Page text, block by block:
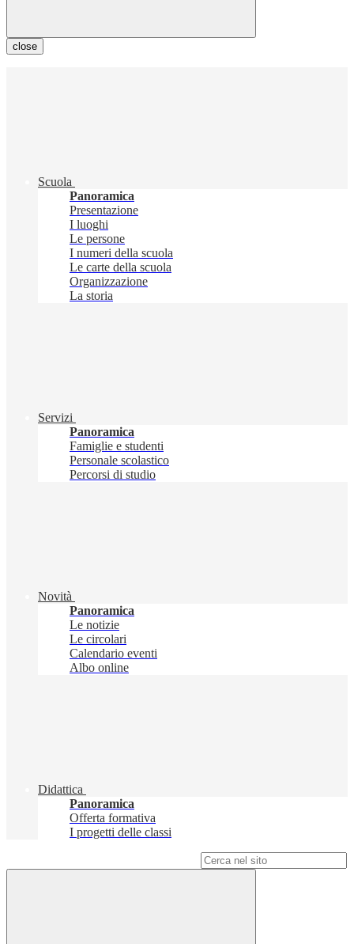
close
Scuola
Panoramica
Presentazione
I luoghi
Le persone
I numeri della scuola
Le carte della scuola
Organizzazione
La storia
Servizi
Panoramica
Famiglie e studenti
Personale scolastico
Percorsi di studio
Novità
Panoramica
Le notizie
Le circolari
Calendario eventi
Albo online
Didattica
Panoramica
Offerta formativa
I progetti delle classi